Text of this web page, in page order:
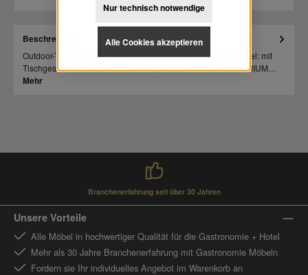
Beschreibung
Outdoor-Tischplatte Größe: 80x80 cm / 120x80 cm / Kompatibel: mit
Tischgestellen der CLASSIC-Serie, SELECT-Serie und PREMIUM…
Mehr
Branchenerfahrung seit über 30 Jahren
Unsere Vorteile
Alle Möbel in hochwertiger Qualität für die Gastronomie + Hotel
Mehr als 30 Jahre Branchenerfahrung mit Gastronomie Möbeln
Fordern sie Ihr individuelles Angebot im Warenkorb an
Nur technisch notwendige
Alle Cookies akzeptieren